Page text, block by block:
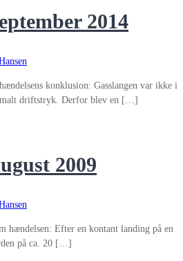
2014
konklusion: Gasslangen var ikke i
driftstryk. Derfor blev en […]
2009
hændelsen: Efter en kontant landing på en
på ca. 20 […]